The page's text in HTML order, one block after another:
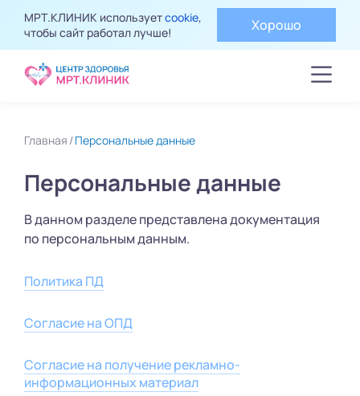
МРТ.КЛИНИК используетcookie,
чтобы сайт работал лучше!
Хорошо
Главная Персональные данные
Персональные данные
В данном разделе представлена документация
по персональным данным.
Политика ПД
Согласие на ОПД
Согласие на получение рекламно-
информационных материал